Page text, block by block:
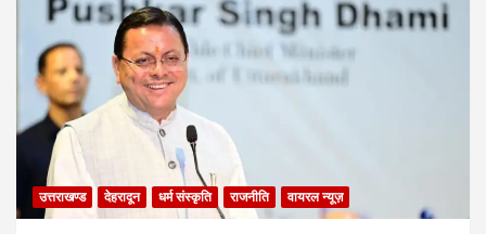
उत्तराखण्ड देहरादून धर्म संस्कृति राजनीति वायरल न्यूज़